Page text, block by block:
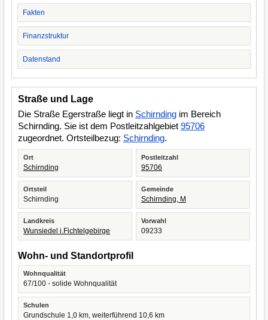
Fakten
Finanzstruktur
Datenstand
Straße und Lage
Die Straße Egerstraße liegt in Schirnding im Bereich
Schirnding. Sie ist dem Postleitzahlgebiet 95706
zugeordnet. Ortsteilbezug: Schirnding.
Ort
Schirnding
Postleitzahl
95706
Ortsteil
Schirnding
Gemeinde
Schirnding, M
Landkreis
Wunsiedel i.Fichtelgebirge
Vorwahl
09233
Wohn- und Standortprofil
Wohnqualität
67/100 - solide Wohnqualität
Schulen
Grundschule 1,0 km, weiterführend 10,6 km